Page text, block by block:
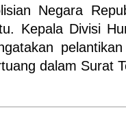
Negara
Kepala Divisi
dalam Surat